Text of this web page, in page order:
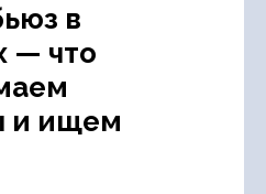
в
— что
и ищем